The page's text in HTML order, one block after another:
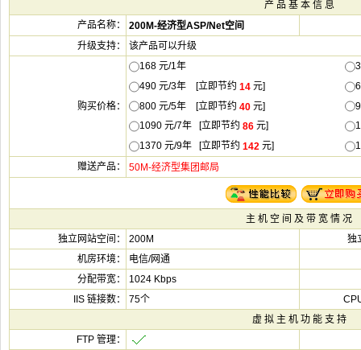
该产品可以升
168 元/1
490 元/3年 [立即节
元]
800 元/5年 [立即节
元]
1090 元/7年 [立即节
元]
1370 元/9年 [立即节
元]
200M
电信/网通
1024 Kbps
75个